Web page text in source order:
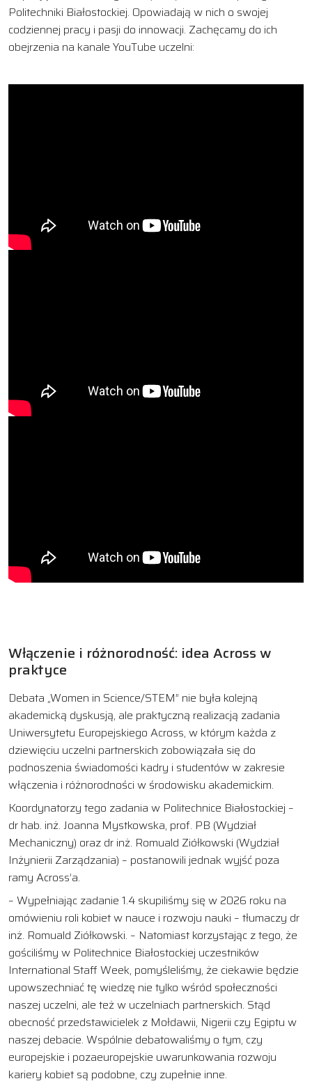
Politechniki Białostockiej. Opowiadają w nich o swojej
codziennej pracy i pasji do innowacji. Zachęcamy do ich
obejrzenia na kanale YouTube uczelni:
Włączenie i różnorodność: idea Across w
praktyce
Debata „Women in Science/STEM” nie była kolejną
akademicką dyskusją, ale praktyczną realizacją zadania
Uniwersytetu Europejskiego Across, w którym każda z
dziewięciu uczelni partnerskich zobowiązała się do
podnoszenia świadomości kadry i studentów w zakresie
włączenia i różnorodności w środowisku akademickim.
Koordynatorzy tego zadania w Politechnice Białostockiej –
dr hab. inż. Joanna Mystkowska, prof. PB (Wydział
Mechaniczny) oraz dr inż. Romuald Ziółkowski (Wydział
Inżynierii Zarządzania) – postanowili jednak wyjść poza
ramy Across’a.
– Wypełniając zadanie 1.4 skupiliśmy się w 2026 roku na
omówieniu roli kobiet w nauce i rozwoju nauki – tłumaczy dr
inż. Romuald Ziółkowski. – Natomiast korzystając z tego, że
gościliśmy w Politechnice Białostockiej uczestników
International Staff Week, pomyśleliśmy, że ciekawie będzie
upowszechniać tę wiedzę nie tylko wśród społeczności
naszej uczelni, ale też w uczelniach partnerskich. Stąd
obecność przedstawicielek z Mołdawii, Nigerii czy Egiptu w
naszej debacie. Wspólnie debatowaliśmy o tym, czy
europejskie i pozaeuropejskie uwarunkowania rozwoju
kariery kobiet są podobne, czy zupełnie inne.